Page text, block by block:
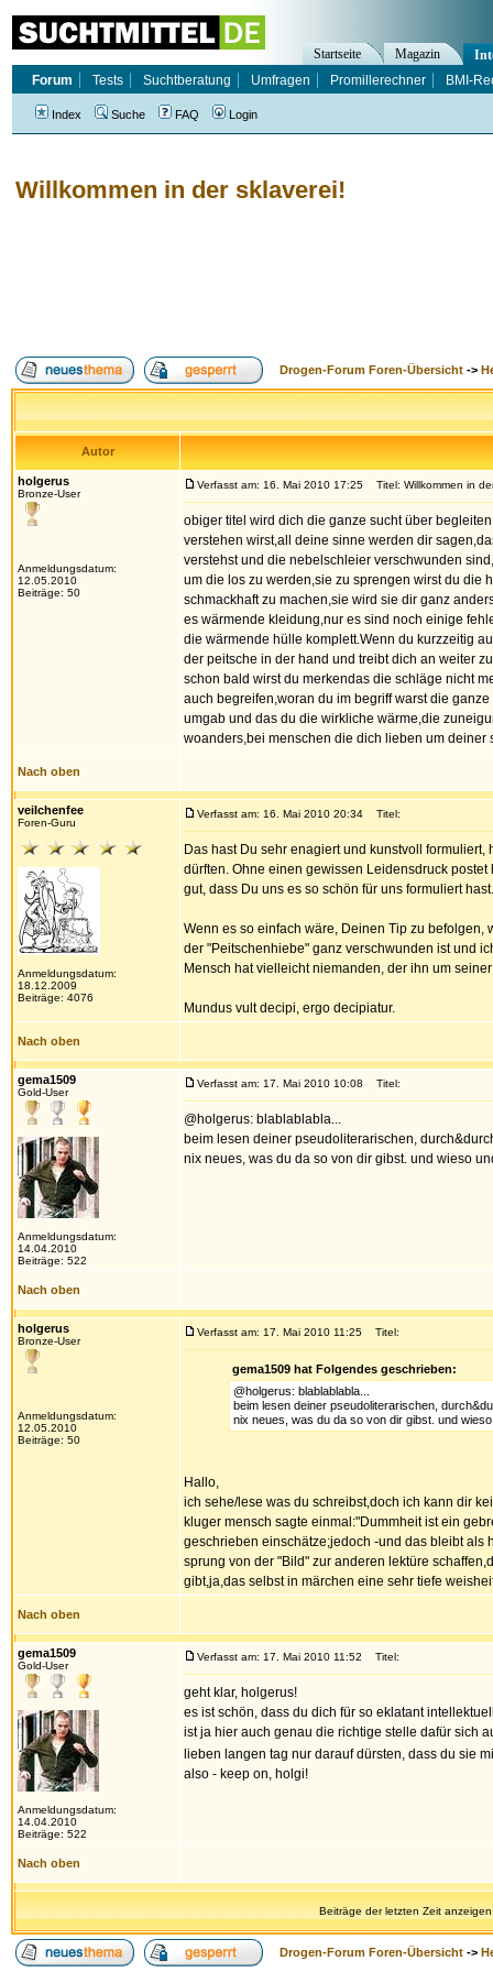
Willkommen in der sklaverei!
Drogen-Forum Foren-Übersicht ->
Autor
holgerus
Bronze-User
Anmeldungsdatum:
12.05.2010
Beiträge: 50
Verfasst am: 16. Mai 2010 17:25 Titel: Willkommen in
obiger titel wird dich die ganze sucht über
verstehen wirst,all deine sinne werden dir
verstehst und die nebelschleier verschwunden
um die los zu werden,sie zu sprengen wirst du
schmackhaft zu machen,sie wird sie dir ganz
es wärmende kleidung,nur es sind noch einige
die wärmende hülle komplett.Wenn du kurzzeitig
der peitsche in der hand und treibt dich an weiter
schon bald wirst du merkendas die schläge nicht
auch begreifen,woran du im begriff warst die
umgab und das du die wirkliche wärme,die
woanders,bei menschen die dich lieben um deiner
Nach oben
veilchenfee
Foren-Guru
Anmeldungsdatum:
18.12.2009
Beiträge: 4076
Verfasst am: 16. Mai 2010 20:34 Titel:
Das hast Du sehr enagiert und kunstvoll
dürften. Ohne einen gewissen Leidensdruck
gut, dass Du uns es so schön für uns formuliert hast.
Wenn es so einfach wäre, Deinen Tip zu
der "Peitschenhiebe" ganz verschwunden ist und
Mensch hat vielleicht niemanden, der ihn um
Mundus vult decipi, ergo decipiatur.
Nach oben
gema1509
Gold-User
Anmeldungsdatum:
14.04.2010
Beiträge: 522
Verfasst am: 17. Mai 2010 10:08 Titel:
@holgerus: blablablabla...
beim lesen deiner pseudoliterarischen,
nix neues, was du da so von dir gibst. und wieso
Nach oben
holgerus
Bronze-User
Anmeldungsdatum:
12.05.2010
Beiträge: 50
Verfasst am: 17. Mai 2010 11:25 Titel:
gema1509 hat Folgendes geschrieben:
@holgerus: blablablabla...
beim lesen deiner pseudoliterarischen,
nix neues, was du da so von dir gibst. und
Hallo,
ich sehe/lese was du schreibst,doch ich kann dir
kluger mensch sagte einmal:"Dummheit ist ein
geschrieben einschätze;jedoch -und das bleibt als
sprung von der "Bild" zur anderen lektüre
gibt,ja,das selbst in märchen eine sehr tiefe
Nach oben
gema1509
Gold-User
Anmeldungsdatum:
14.04.2010
Beiträge: 522
Verfasst am: 17. Mai 2010 11:52 Titel:
geht klar, holgerus!
es ist schön, dass du dich für so eklatant
ist ja hier auch genau die richtige stelle dafür sich
lieben langen tag nur darauf dürsten, dass du sie
also - keep on, holgi!
Nach oben
Beiträge der letzten Zeit
Drogen-Forum Foren-Übersicht ->
Startseite Magazin
Forum
Tests Suchtberatung Umfragen Promillerechner BMI-
Index Suche FAQ Login